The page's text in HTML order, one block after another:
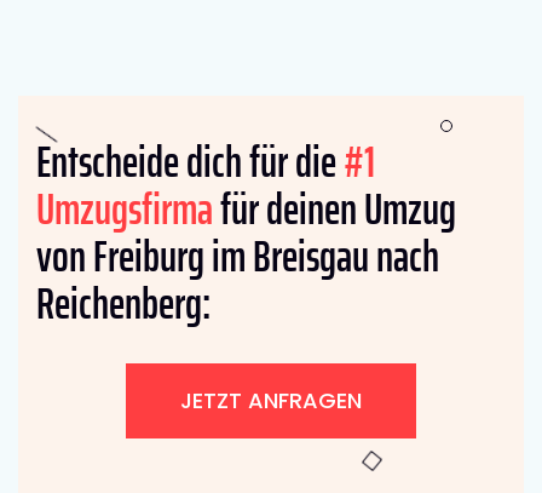
Entscheide dich für die#1
Umzugsfirmafür deinen Umzug
von Freiburg im Breisgau nach
Reichenberg:
JETZT ANFRAGEN